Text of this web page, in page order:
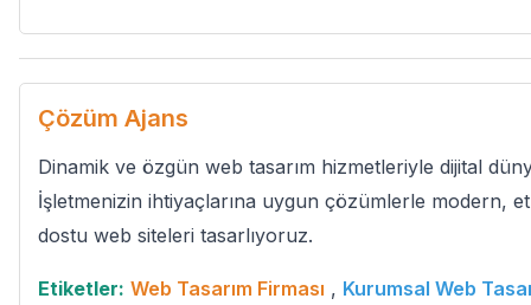
Çözüm Ajans
Dinamik ve özgün web tasarım hizmetleriyle dijital
İşletmenizin ihtiyaçlarına uygun çözümlerle modern,
dostu web siteleri tasarlıyoruz.
Etiketler: Web Tasarım Firması , Kurumsal Web